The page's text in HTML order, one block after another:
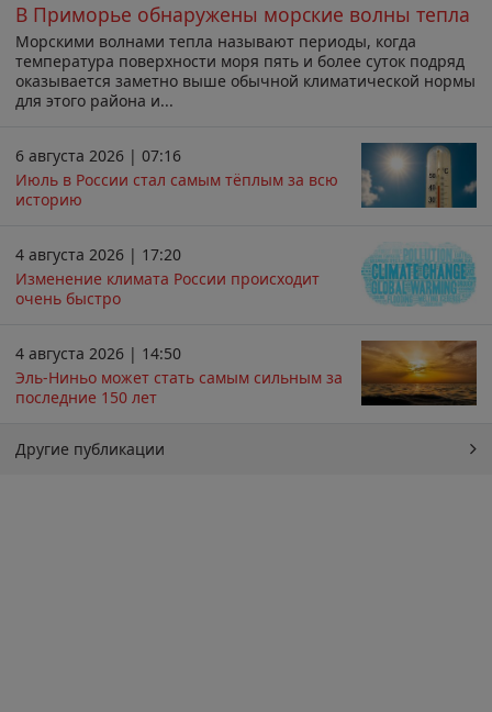
В Приморье обнаружены морские волны тепла
Морскими волнами тепла называют периоды, когда
температура поверхности моря пять и более суток подряд
оказывается заметно выше обычной климатической нормы
для этого района и...
6 августа 2026 | 07:16
Июль в России стал самым тёплым за всю
историю
4 августа 2026 | 17:20
Изменение климата России происходит
очень быстро
4 августа 2026 | 14:50
Эль-Ниньо может стать самым сильным за
последние 150 лет
Другие публикации